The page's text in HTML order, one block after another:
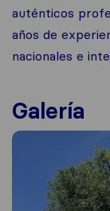
auténticos
años de
nacionales e
Galería